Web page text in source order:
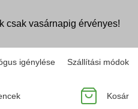
csak vasárnapig érvényes!
igénylése Szállítási módok
Kosár